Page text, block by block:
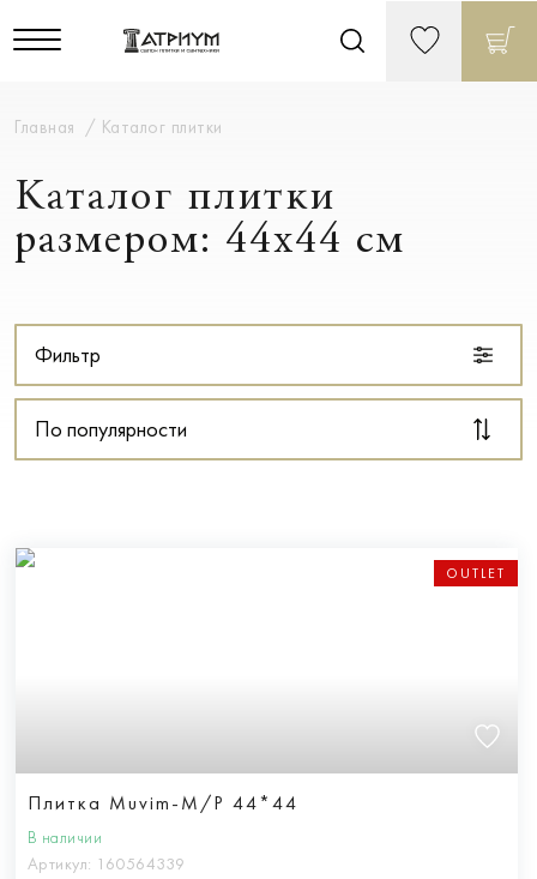
Главная Каталог плитки
Каталог плитки
размером: 44x44 см
Фильтр
По популярности
OUTLET
Плитка Muvim-M/P 44*44
В наличии
Артикул: 160564339